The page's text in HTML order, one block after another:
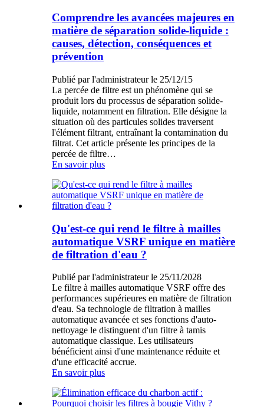
Comprendre les avancées majeures en
matière de séparation solide-liquide :
causes, détection, conséquences et
prévention
Publié par l'administrateur le 25/12/15
La percée de filtre est un phénomène qui se
produit lors du processus de séparation solide-
liquide, notamment en filtration. Elle désigne la
situation où des particules solides traversent
l'élément filtrant, entraînant la contamination du
filtrat. Cet article présente les principes de la
percée de filtre…
En savoir plus
Qu'est-ce qui rend le filtre à mailles
automatique VSRF unique en matière
de filtration d'eau ?
Publié par l'administrateur le 25/11/2028
Le filtre à mailles automatique VSRF offre des
performances supérieures en matière de filtration
d'eau. Sa technologie de filtration à mailles
automatique avancée et ses fonctions d'auto-
nettoyage le distinguent d'un filtre à tamis
automatique classique. Les utilisateurs
bénéficient ainsi d'une maintenance réduite et
d'une efficacité accrue.
En savoir plus